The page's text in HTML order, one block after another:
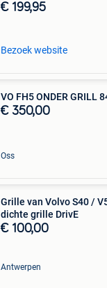
€ 199,95
Bezoek website
VO FH5 ONDER GRILL
€ 350,00
Oss
Grille van Volvo S40 /
dichte grille DrivE
€ 100,00
Antwerpen